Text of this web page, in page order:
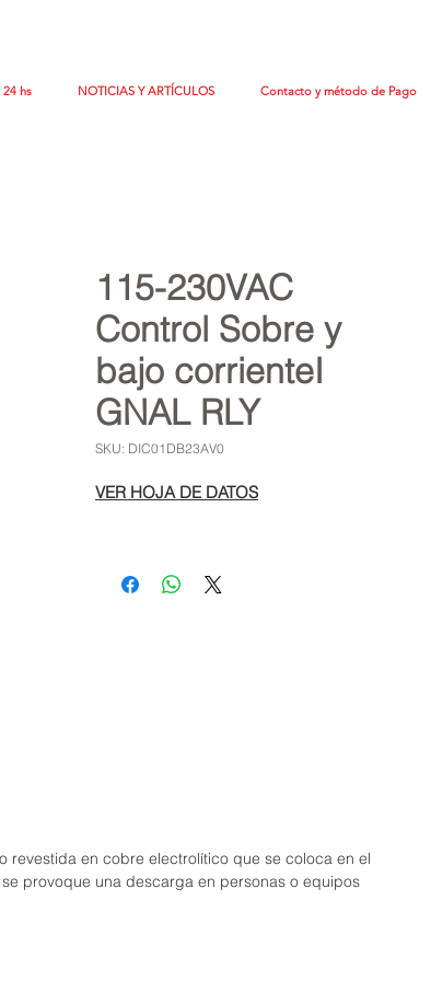
hs NOTICIAS Y ARTÍCULOS Contacto y método de Pago
115-230VAC
Control Sobre y
bajo corrienteI
GNAL RLY
SKU: DIC01DB23AV0
VER HOJA DE DATOS
revestida en cobre electrolítico que se coloca en el
provoque una descarga en personas o equipos